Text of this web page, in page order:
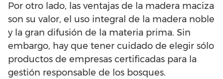
Por otro lado, las ventajas de la madera maciza
son su valor, el uso integral de la madera noble
y la gran difusión de la materia prima. Sin
embargo, hay que tener cuidado de elegir sólo
productos de empresas certificadas para la
gestión responsable de los bosques.